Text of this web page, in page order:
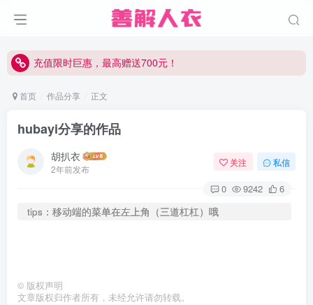
充值限时巨惠，最高赠送700元！
首页 作品分享 正文
hubayi分享的作品
胡扒衣
2年前发布
关注 私信
0 9242
6
tips：移动端的菜单在左上角（三道杠杠）哦
© 版权声明
文章版权归作者所有，未经允许请勿转载。